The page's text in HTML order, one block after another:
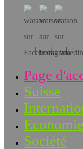
Page
Suisse
Economie
Société